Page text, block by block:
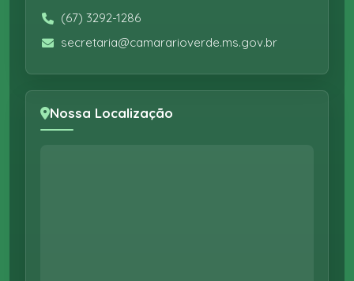
(67) 3292-1286
secretaria@camararioverde.ms.gov.br
Nossa Localização